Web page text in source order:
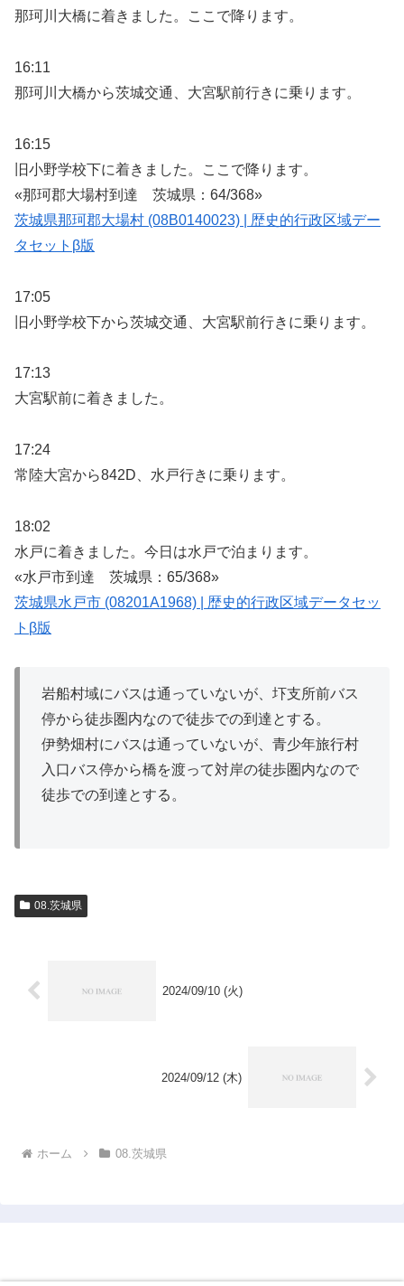
那珂川大橋に着きました。ここで降ります。
16:11
那珂川大橋から茨城交通、大宮駅前行きに乗ります。
16:15
旧小野学校下に着きました。ここで降ります。
«那珂郡大場村到達 茨城県：64/368»
茨城県那珂郡大場村 (08B0140023) | 歴史的行政区域デー
タセットβ版
17:05
旧小野学校下から茨城交通、大宮駅前行きに乗ります。
17:13
大宮駅前に着きました。
17:24
常陸大宮から842D、水戸行きに乗ります。
18:02
水戸に着きました。今日は水戸で泊まります。
«水戸市到達 茨城県：65/368»
茨城県水戸市 (08201A1968) | 歴史的行政区域データセッ
トβ版
岩船村域にバスは通っていないが、圷支所前バス
停から徒歩圏内なので徒歩での到達とする。
伊勢畑村にバスは通っていないが、青少年旅行村
入口バス停から橋を渡って対岸の徒歩圏内なので
徒歩での到達とする。
08.茨城県
2024/09/10 (火)
2024/09/12 (木)
ホーム 08.茨城県